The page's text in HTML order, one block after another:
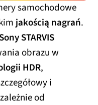
samochodowe
jakością nagrań.
Sony STARVIS
obrazu w
HDR,
i
od